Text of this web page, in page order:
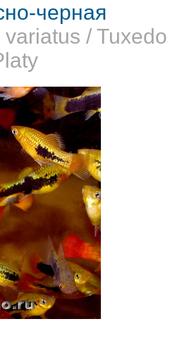
черная
/ Tuxedo